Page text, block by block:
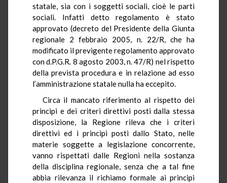
statale, sia con i soggetti sociali, cioè le parti
sociali. Infatti detto regolamento è stato
approvato (decreto del Presidente della Giunta
regionale 2 febbraio 2005, n. 22/R, che ha
modificato il previgente regolamento approvato
con d.P.G.R. 8 agosto 2003, n. 47/R) nel rispetto
della prevista procedura e in relazione ad esso
l’amministrazione statale nulla ha eccepito.
Circa il mancato riferimento al rispetto dei
principi e dei criteri direttivi posti dalla stessa
disposizione, la Regione rileva che i criteri
direttivi ed i principi posti dallo Stato, nelle
materie soggette a legislazione concorrente,
vanno rispettati dalle Regioni nella sostanza
della disciplina regionale, senza che a tal fine
abbia rilevanza il richiamo formale ai principi